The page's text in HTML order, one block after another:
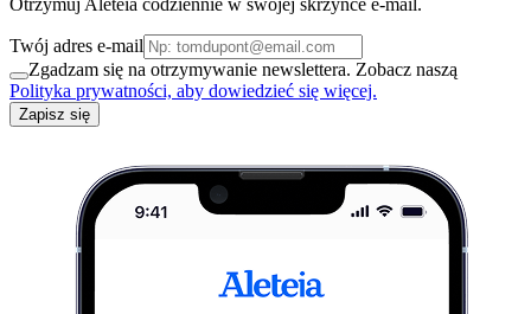
Otrzymuj Aleteia codziennie w swojej skrzynce e-mail.
Twój adres e-mail
Zgadzam się na otrzymywanie newslettera. Zobacz naszą
Polityka prywatności, aby dowiedzieć się więcej.
Zapisz się